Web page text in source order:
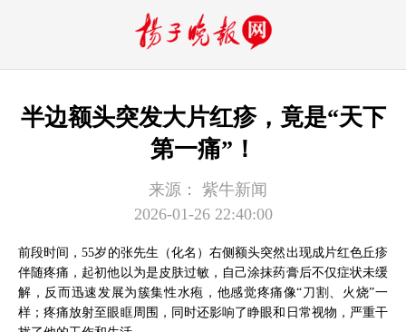
半边额头突发大片红疹，竟是“天下
第一痛”！
来源：
紫牛新闻
2026-01-26 22:40:00
前段时间，55岁的张先生（化名）右侧额头突然出现成片红色丘疹
伴随疼痛，起初他以为是皮肤过敏，自己涂抹药膏后不仅症状未缓
解，反而迅速发展为簇集性水疱，他感觉疼痛像“刀割、火烧”一
样；疼痛放射至眼眶周围，同时还影响了睁眼和日常视物，严重干